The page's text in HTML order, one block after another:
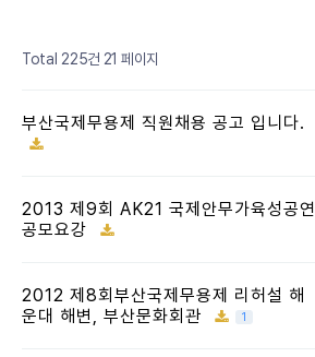
Total 225건 21 페이지
부산국제무용제 직원채용 공고 입니다.
2013 제9회 AK21 국제안무가육성공연
공모요강
2012 제8회부산국제무용제 리허설 해
운대 해변, 부산문화회관
1